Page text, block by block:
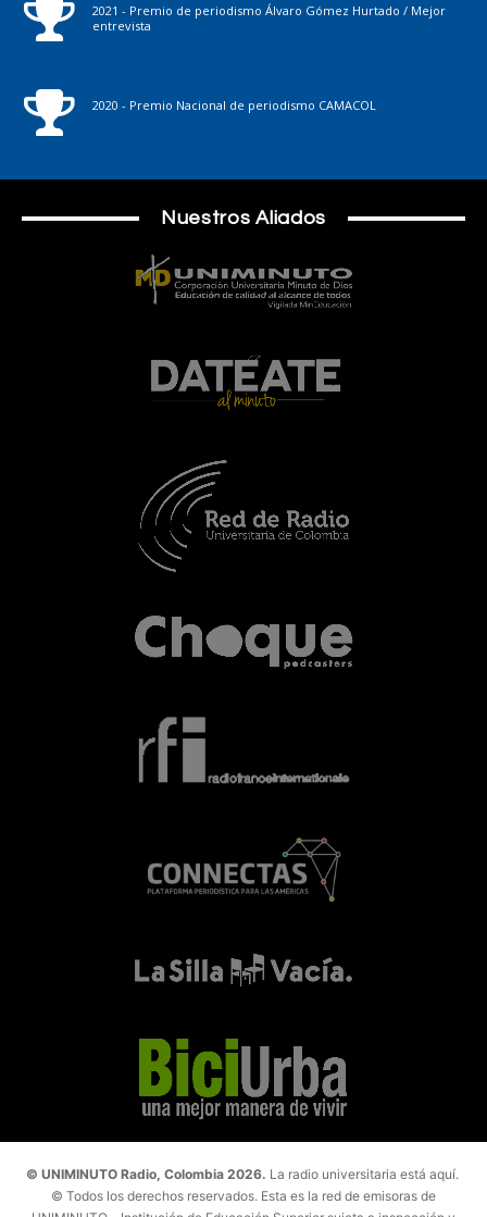
2021 - Premio de periodismo Álvaro Gómez Hurtado / Mejor
entrevista
2020 - Premio Nacional de periodismo CAMACOL
Nuestros Aliados
© UNIMINUTO Radio, Colombia 2026. La radio universitaria está aquí.
© Todos los derechos reservados. Esta es la red de emisoras de